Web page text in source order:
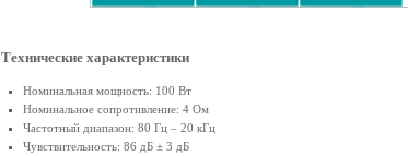
Технические характеристики
Номинальная мощность: 100 Вт
Номинальное сопротивление: 4 Ом
Частотный диапазон: 80 Гц – 20 кГц
Чувствительность: 86 дБ ± 3 дБ